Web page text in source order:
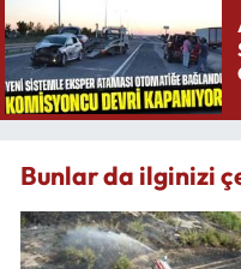
Bunlar da ilginizi